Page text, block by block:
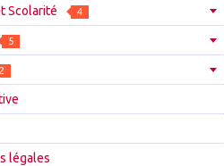
Scolarité 4
5
2
légales